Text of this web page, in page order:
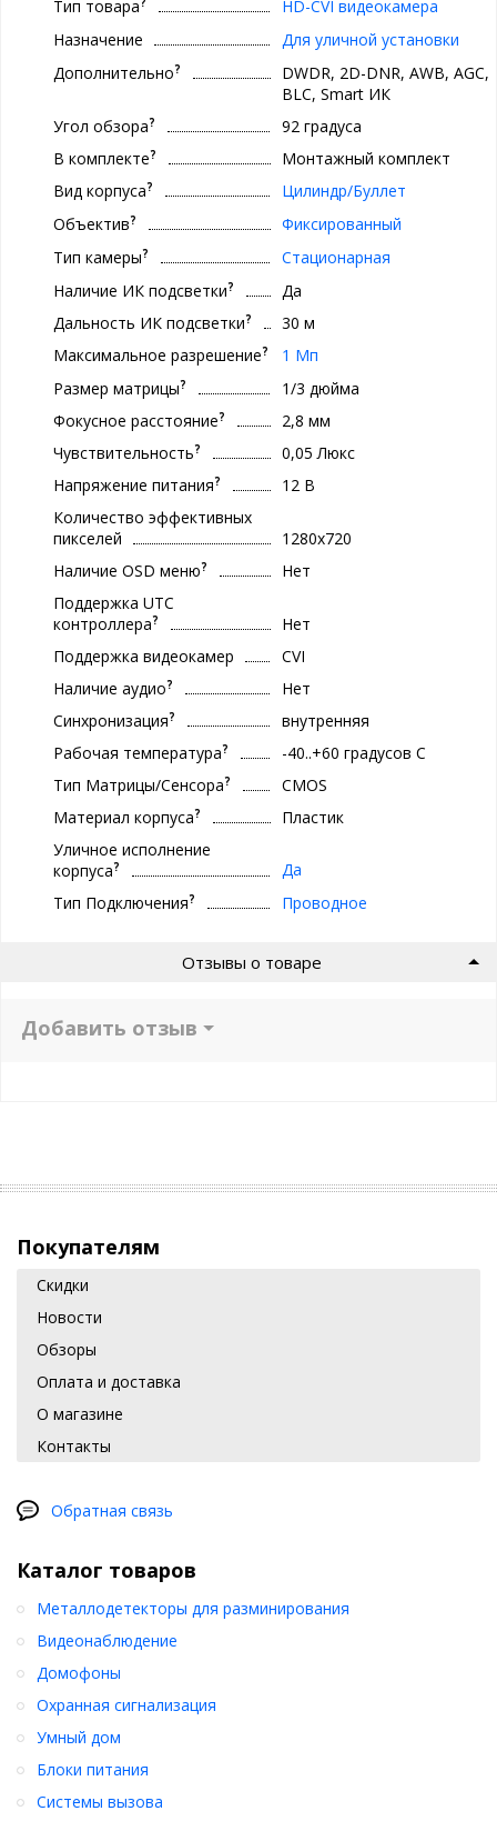
Тип товара
HD-CVI видеокамера
Назначение
Для уличной установки
Дополнительно?
DWDR, 2D-DNR, AWB, AGC,
BLC, Smart ИК
Угол обзора?
92 градуса
В комплекте?
Монтажный комплект
Вид корпуса?
Цилиндр/Буллет
Объектив?
Фиксированный
Тип камеры?
Стационарная
Наличие ИК подсветки?
Да
Дальность ИК подсветки?
30 м
Максимальное разрешение?
1 Мп
Размер матрицы?
1/3 дюйма
Фокусное расстояние?
2,8 мм
Чувствительность?
0,05 Люкс
Напряжение питания?
12 В
Количество эффективных
пикселей
1280х720
Наличие OSD меню?
Нет
Поддержка UTC
контроллера?
Нет
Поддержка видеокамер
CVI
Наличие аудио?
Нет
Синхронизация?
внутренняя
Рабочая температура?
-40..+60 градуcов С
Тип Матрицы/Сенсора?
CMOS
Материал корпуса?
Пластик
Уличное исполнение
корпуса?
Да
Тип Подключения? Проводное
Отзывы о товаре
Добавить отзыв
Покупателям
Скидки
Новости
Обзоры
Оплата и доставка
О магазине
Контакты
Обратная связь
Каталог товаров
Металлодетекторы для разминирования
Видеонаблюдение
Домофоны
Охранная сигнализация
Умный дом
Блоки питания
Системы вызова